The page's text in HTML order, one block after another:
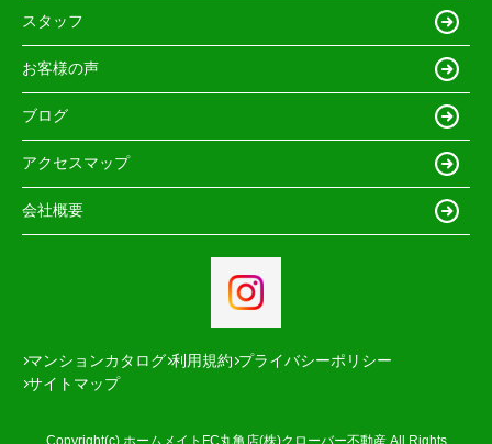
スタッフ
お客様の声
ブログ
アクセスマップ
会社概要
マンションカタログ 利用規約 プライバシーポリシー
サイトマップ
Copyright(c) ホームメイトFC丸亀店(株)クローバー不動産 All Rights